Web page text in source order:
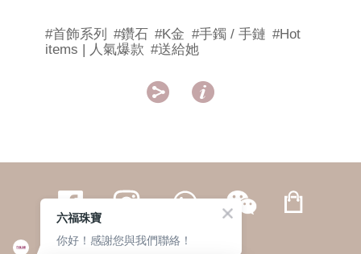
#首飾系列 #鑽石 #K金 #手鐲 / 手鏈 #Hot
items | 人氣爆款 #送給她
 
繁體 | 簡体
六福珠寶
你好！感謝您與我們聯絡！